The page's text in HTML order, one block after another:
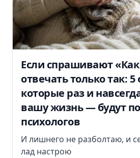
Если спрашивают
отвечать только так: 5
которые раз и
вашу жизнь — будут
психологов
И лишнего не разболтаю, и
лад настрою